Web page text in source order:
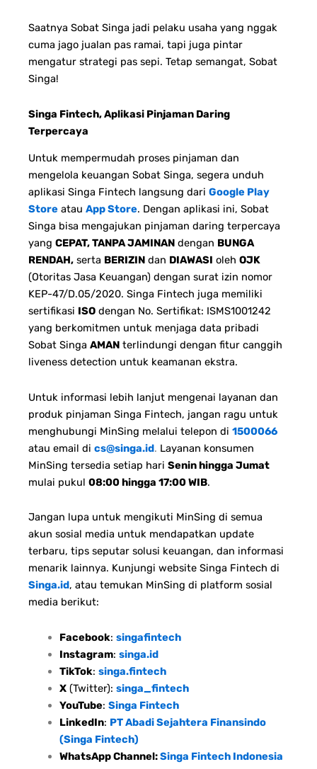
Saatnya Sobat Singa jadi pelaku usaha yang nggak
cuma jago jualan pas ramai, tapi juga pintar
mengatur strategi pas sepi. Tetap semangat, Sobat
Singa!
Singa Fintech, Aplikasi Pinjaman Daring
Terpercaya
Untuk mempermudah proses pinjaman dan
mengelola keuangan Sobat Singa, segera unduh
aplikasi Singa Fintech langsung dari Google Play
Store atau App Store. Dengan aplikasi ini, Sobat
Singa bisa mengajukan pinjaman daring terpercaya
yang CEPAT, TANPA JAMINAN dengan BUNGA
RENDAH, serta BERIZIN dan DIAWASI oleh OJK
(Otoritas Jasa Keuangan) dengan surat izin nomor
KEP-47/D.05/2020. Singa Fintech juga memiliki
sertifikasi ISO dengan No. Sertifikat: ISMS1001242
yang berkomitmen untuk menjaga data pribadi
Sobat Singa AMAN terlindungi dengan fitur canggih
liveness detection untuk keamanan ekstra.
Untuk informasi lebih lanjut mengenai layanan dan
produk pinjaman Singa Fintech, jangan ragu untuk
menghubungi MinSing melalui telepon di 1500066
atau email di cs@singa.id. Layanan konsumen
MinSing tersedia setiap hari Senin hingga Jumat
mulai pukul 08:00 hingga 17:00 WIB.
Jangan lupa untuk mengikuti MinSing di semua
akun sosial media untuk mendapatkan update
terbaru, tips seputar solusi keuangan, dan informasi
menarik lainnya. Kunjungi website Singa Fintech di
Singa.id, atau temukan MinSing di platform sosial
media berikut:
Facebook: singafintech
Instagram: singa.id
TikTok: singa.fintech
X(Twitter): singa_fintech
YouTube: Singa Fintech
LinkedIn: PT Abadi Sejahtera Finansindo
(Singa Fintech)
WhatsApp Channel:Singa Fintech Indonesia